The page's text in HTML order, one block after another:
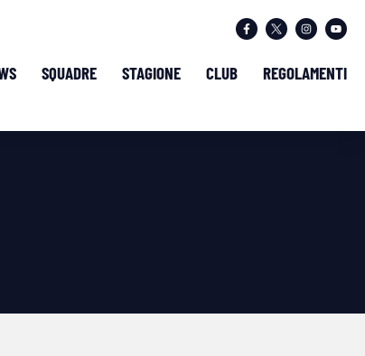
SQUADRE STAGIONE CLUB REGOLAMENTI